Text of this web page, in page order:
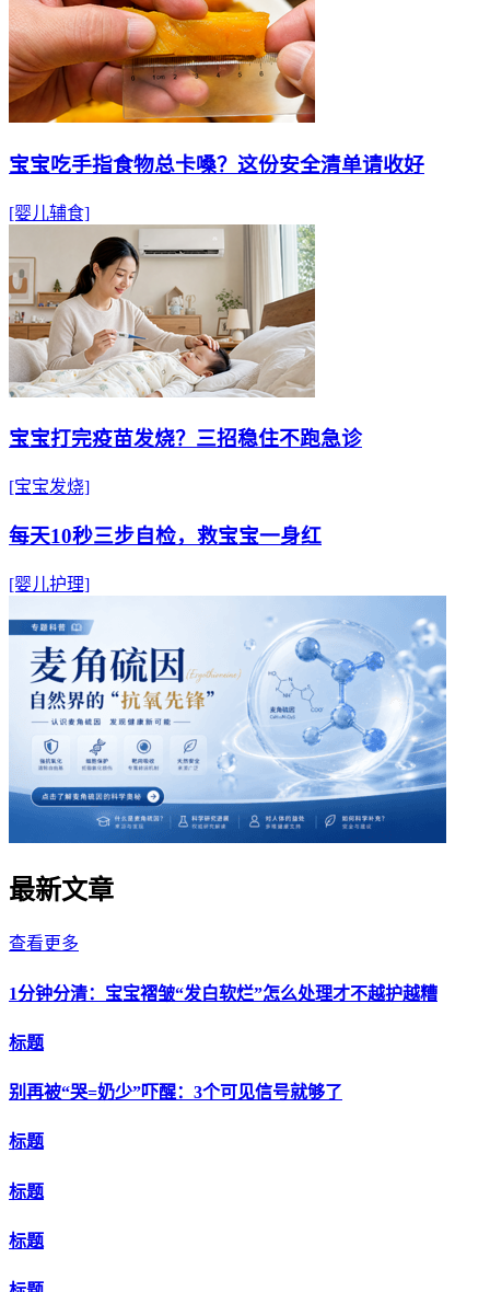
宝宝吃手指食物总卡嗓？这份安全清单请收好
[婴儿辅食]
宝宝打完疫苗发烧？三招稳住不跑急诊
[宝宝发烧]
每天10秒三步自检，救宝宝一身红
[婴儿护理]
最新文章
查看更多
1分钟分清：宝宝褶皱“发白软烂”怎么处理才不越护越糟
标题
别再被“哭=奶少”吓醒：3个可见信号就够了
标题
标题
标题